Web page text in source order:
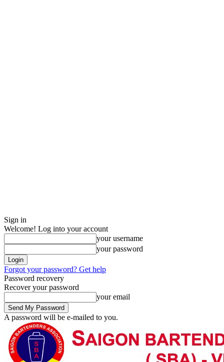
Sign in
Welcome! Log into your account
your username
your password
Forgot your password? Get help
Password recovery
Recover your password
your email
A password will be e-mailed to you.